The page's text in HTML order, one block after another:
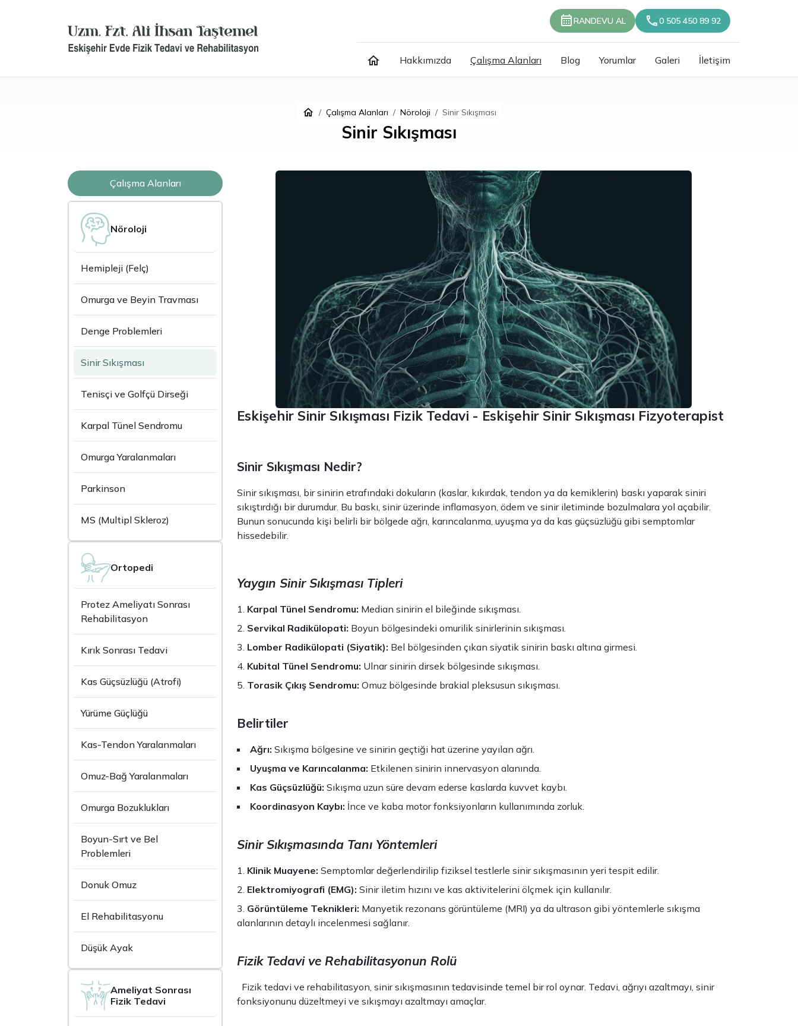
RANDEVU AL 0 505 450 89 92
Hakkımızda Çalışma Alanları Blog Yorumlar Galeri İletişim
Çalışma Alanları Nöroloji Sinir Sıkışması
Sinir Sıkışması
Çalışma Alanları
Nöroloji
Hemipleji (Felç)
Omurga ve Beyin Travması
Denge Problemleri
Sinir Sıkışması
Tenisçi ve Golfçü Dirseği
Karpal Tünel Sendromu
Omurga Yaralanmaları
Parkinson
MS (Multipl Skleroz)
Ortopedi
Protez Ameliyatı Sonrası
Rehabilitasyon
Kırık Sonrası Tedavi
Kas Güçsüzlüğü (Atrofi)
Yürüme Güçlüğü
Kas-Tendon Yaralanmaları
Omuz-Bağ Yaralanmaları
Omurga Bozuklukları
Boyun-Sırt ve Bel
Problemleri
Donuk Omuz
El Rehabilitasyonu
Düşük Ayak
Ameliyat Sonrası
Fizik Tedavi
Eskişehir Sinir Sıkışması Fizik Tedavi - Eskişehir Sinir Sıkışması Fizyoterapist
Sinir Sıkışması Nedir?
Sinir sıkışması, bir sinirin etrafındaki dokuların (kaslar, kıkırdak, tendon ya da kemiklerin) baskı yaparak siniri
sıkıştırdığı bir durumdur. Bu baskı, sinir üzerinde inflamasyon, ödem ve sinir iletiminde bozulmalara yol açabilir.
Bunun sonucunda kişi belirli bir bölgede ağrı, karıncalanma, uyuşma ya da kas güçsüzlüğü gibi semptomlar
hissedebilir.
Yaygın Sinir Sıkışması Tipleri
Karpal Tünel Sendromu: Median sinirin el bileğinde sıkışması.
Servikal Radikülopati: Boyun bölgesindeki omurilik sinirlerinin sıkışması.
Lomber Radikülopati (Siyatik): Bel bölgesinden çıkan siyatik sinirin baskı altına girmesi.
Kubital Tünel Sendromu: Ulnar sinirin dirsek bölgesinde sıkışması.
Torasik Çıkış Sendromu: Omuz bölgesinde brakial pleksusun sıkışması.
Belirtiler
Ağrı: Sıkışma bölgesine ve sinirin geçtiği hat üzerine yayılan ağrı.
Uyuşma ve Karıncalanma: Etkilenen sinirin innervasyon alanında.
Kas Güçsüzlüğü: Sıkışma uzun süre devam ederse kaslarda kuvvet kaybı.
Koordinasyon Kaybı: İnce ve kaba motor fonksiyonların kullanımında zorluk.
Sinir Sıkışmasında Tanı Yöntemleri
Klinik Muayene: Semptomlar değerlendirilip fiziksel testlerle sinir sıkışmasının yeri tespit edilir.
Elektromiyografi (EMG): Sinir iletim hızını ve kas aktivitelerini ölçmek için kullanılır.
Görüntüleme Teknikleri: Manyetik rezonans görüntüleme (MRI) ya da ultrason gibi yöntemlerle sıkışma
alanlarının detaylı incelenmesi sağlanır.
Fizik Tedavi ve Rehabilitasyonun Rolü
Fizik tedavi ve rehabilitasyon, sinir sıkışmasının tedavisinde temel bir rol oynar. Tedavi, ağrıyı azaltmayı, sinir
fonksiyonunu düzeltmeyi ve sıkışmayı azaltmayı amaçlar.